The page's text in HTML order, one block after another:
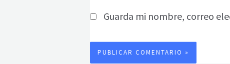
Guarda mi nombre, correo